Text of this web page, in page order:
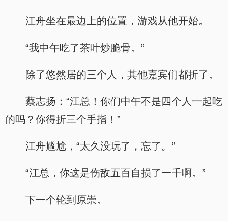
江舟坐在最边上的位置，游戏从他开始。
“我中午吃了茶叶炒脆骨。”
除了悠然居的三个人，其他嘉宾们都折了。
蔡志扬：“江总！你们中午不是四个人一起吃
的吗？你得折三个手指！”
江舟尴尬，“太久没玩了，忘了。”
“江总，你这是伤敌五百自损了一千啊。”
下一个轮到原崇。